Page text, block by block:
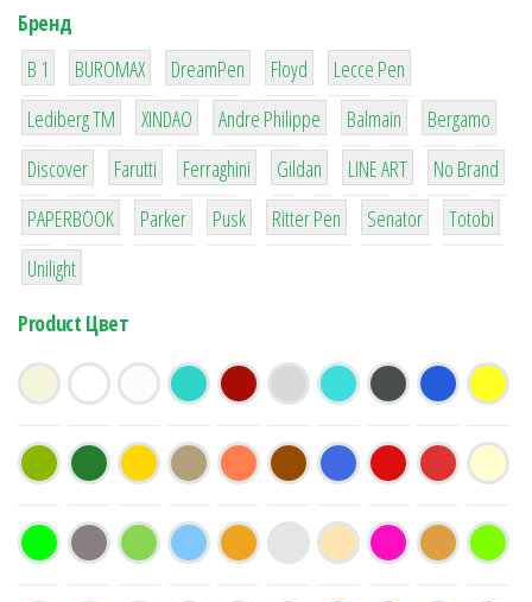
Бренд
B 1
1
BUROMAX
1
DreamPen
2
Floyd
2
Lecce Pen
3
Lediberg ТМ
3
XINDAO
1
Andre Philippe
4
Balmain
26
Bergamo
64
Discover
299
Farutti
4
Ferraghini
42
Gildan
4
LINE ART
90
No Brand
8
PAPERBOOK
6
Parker
2
Pusk
22
Ritter Pen
15
Senator
43
Totobi
1
Unilight
Product Цвет